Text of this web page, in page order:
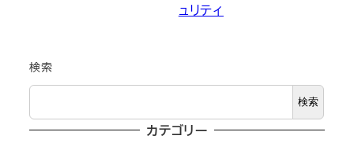
ュリティ
検索
検索
カテゴリー